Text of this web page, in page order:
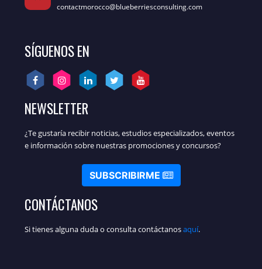
contactmorocco@blueberriesconsulting.com
SÍGUENOS EN
NEWSLETTER
¿Te gustaría recibir noticias, estudios especializados, eventos
e información sobre nuestras promociones y concursos?
SUBSCRIBIRME
CONTÁCTANOS
Si tienes alguna duda o consulta contáctanosaquí.